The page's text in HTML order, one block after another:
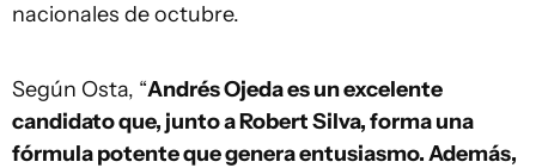
nacionales de octubre.
Según Osta, “Andrés Ojeda es un excelente
candidato que, junto a Robert Silva, forma una
fórmula potente que genera entusiasmo. Además,